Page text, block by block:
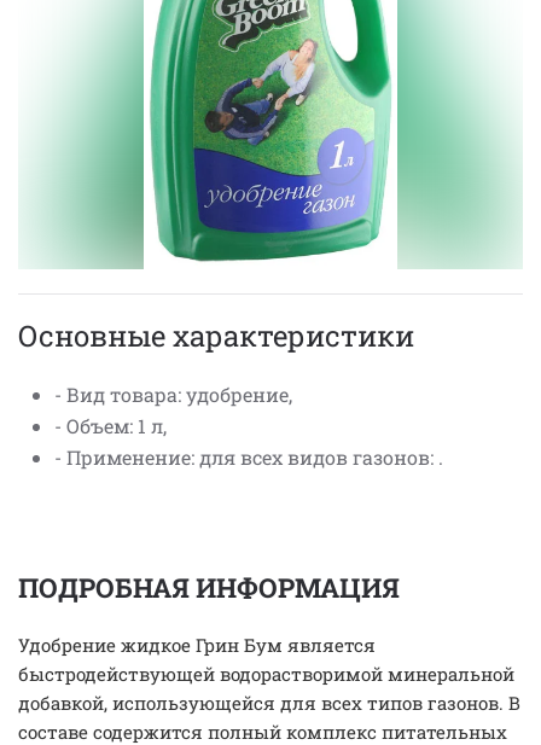
Основные характеристики
- Вид товара: удобрение,
- Объем: 1 л,
- Применение: для всех видов газонов: .
ПОДРОБНАЯ ИНФОРМАЦИЯ
Удобрение жидкое Грин Бум является
быстродействующей водорастворимой минеральной
добавкой, использующейся для всех типов газонов. В
составе содержится полный комплекс питательных